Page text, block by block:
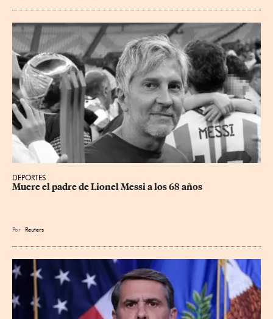
DEPORTES
Muere el padre de Lionel Messi a los 68 años
Por Reuters